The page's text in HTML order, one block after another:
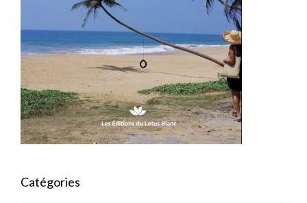
Catégories